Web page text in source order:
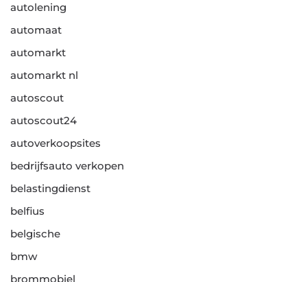
autolening
automaat
automarkt
automarkt nl
autoscout
autoscout24
autoverkoopsites
bedrijfsauto verkopen
belastingdienst
belfius
belgische
bmw
brommobiel